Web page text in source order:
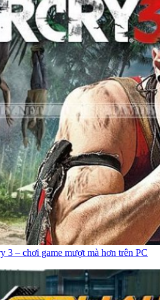
bạn tải trò chơi từ trang web của
tải trò chơi trước: bấm vào đây
không giới hạn: Nhấp vào đây
xuống bị hỏng, xin vui lòng gửi cho tôi
gia trong lực vực MOD game, với
chúng tôi tự tin sẽ mang đến cho các
game tuyệt vời. Nếu biết thêm
cập đến trang nhà phát triển, trân
tải gamesiêu tốc tại :